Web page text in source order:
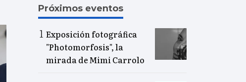
Próximos eventos
Exposición fotográfica
"Photomorfosis", la
mirada de Mimi Carrolo